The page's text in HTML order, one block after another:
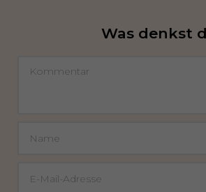
Was denkst